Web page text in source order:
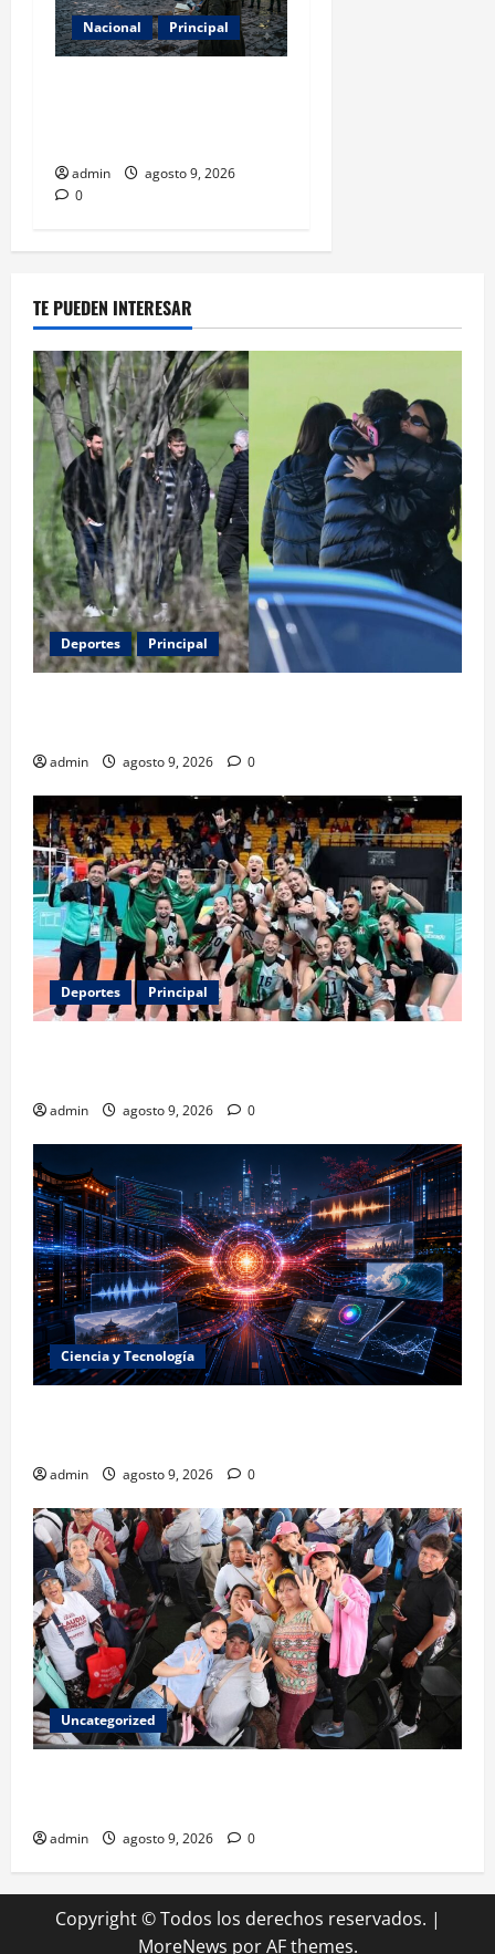
Nacional Principal
admin
agosto 9, 2026
0
TE PUEDEN INTERESAR
Deportes Principal
admin agosto 9, 2026 0
Deportes Principal
admin agosto 9, 2026 0
Ciencia y Tecnología
admin agosto 9, 2026 0
Uncategorized
admin agosto 9, 2026 0
Copyright © Todos los derechos reservados. |
MoreNews por AF themes.